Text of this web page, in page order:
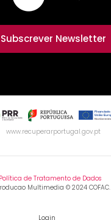
Subscrever Newsletter
www.recuperarportugal.gov.pt
Política de Tratamento de Dados
Multimedia © 2024 COFAC.
Login